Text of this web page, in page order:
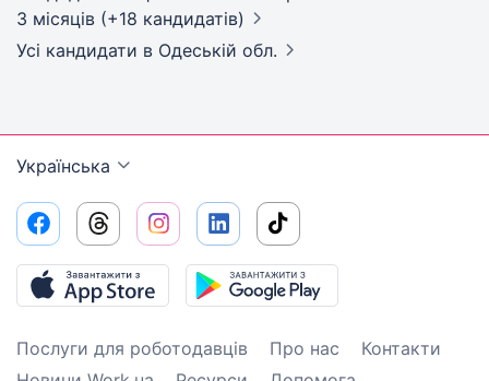
3 місяців (+18 кандидатів)
Усі кандидати в Одеській обл.
Українська
Послуги для роботодавців Про нас
Контакти